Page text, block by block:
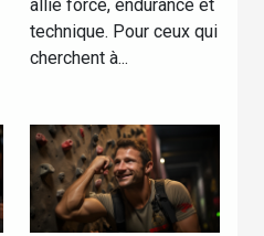
stratégies
d'entraînement
allie force, endurance et
technique. Pour ceux qui
cherchent à...